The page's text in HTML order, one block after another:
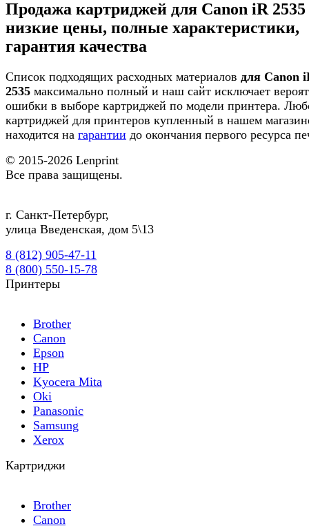
Продажа картриджей для Canon iR 2535
низкие цены, полные характеристики,
гарантия качества
Список подходящих расходных материалов для Canon
2535 максимально полный и наш сайт исключает
ошибки в выборе картриджей по модели принтера.
картриджей для принтеров купленный в нашем
находится на гарантии до окончания первого ресурса
© 2015-2026 Lenprint
Все права защищены.
г. Санкт-Петербург,
улица Введенская, дом 5\13
8 (812) 905-47-11
8 (800) 550-15-78
Принтеры
Brother
Canon
Epson
HP
Kyocera Mita
Oki
Panasonic
Samsung
Xerox
Картриджи
Brother
Canon